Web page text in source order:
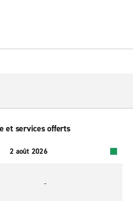
et services offerts
2 août 2026
-